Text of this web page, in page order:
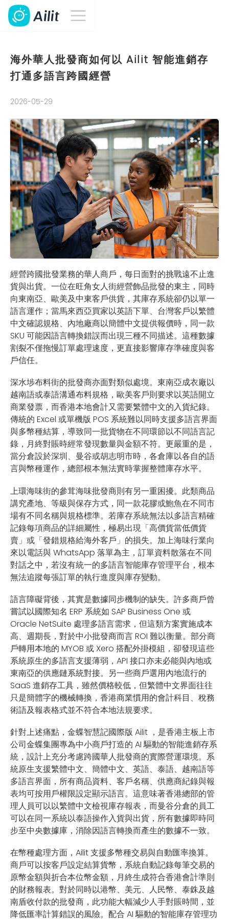
海外華人批發商如何以 Ailit 智能進銷存
打通多語言跨國經營
2026-05-29
經營跨國批發業務的華人商戶，每日面對的挑戰遠不止進
貨與出貨。一位在旺角女人街經營飾品批發的東主，同時
向東南亞、歐美及中東客戶供貨，其庫存系統卻仍以單一
語言運作；當馬來西亞買家以英語下單、台灣客戶以繁體
中文確認規格、內地廠商以簡體中文提供報價時，同一款
SKU 可能因語言轉換錯誤而出現三種不同描述。這種數據
割裂不僅拖慢訂單處理速度，更直接影響庫存準確度與客
戶信任。
深水埗布料街的批發商亦面對類似處境。東南亞成衣廠以
越南語或泰語溝通布料規格，歐美客戶則要求以英語開立
商業發票，而香港本地會計又需要繁體中文的入貨紀錄。
傳統的 Excel 或單機版 POS 系統難以同時支援多語言界面
與多幣種結算，導致同一批貨物在不同環節以不同語言記
錄，月終對賬時經常發現數量與金額不符。更嚴重的是，
當分倉設於深圳、曼谷或胡志明市時，各倉庫以各自的語
言與幣種運作，總部根本無法實時掌握整體庫存水平。
上環海味街的參茸海味批發商則有另一重困擾。此類商品
講究產地、等級與保存方式，同一款花膠或鮑魚在不同市
場有不同名稱與規格標準。若庫存系統無法以多語言精確
記錄每項商品的詳細屬性，極易出現「高價貨當低價貨
賣」或「發錯規格給海外客戶」的損失。加上海味行業向
來以電話與 WhatsApp 落單為主，訂單資料散落在不同
對話之中，若沒有統一的多語言智能庫存管理平台，根本
無法追蹤每張訂單的執行進度與庫存變動。
語言障礙背後，其實是數據同步機制的缺失。許多商戶曾
嘗試以國際知名 ERP 系統如 SAP Business One 或
Oracle NetSuite 處理多語言需求，但這類方案實施成本
高、週期長，對於中小批發商而言 ROI 難以衡量。部分商
戶轉用本地的 MYOB 或 Xero 搭配外掛模組，卻發現這些
系統原生的多語言支援薄弱，API 接口亦未必能與內地或
東南亞的供應鏈系統對接。另一些商戶選用內地流行的
SaaS 進銷存工具，雖然價格較低，但繁體中文界面往往
只是簡體字的機械轉換，香港商業慣用的會計科目、稅務
術語及報表格式並不符合本地法規要求。
針對上述痛點，金蝶智慧記國際版 Ailit ，是香港主板上市
公司金蝶集團專為中小商戶打造的 AI 驅動的智能進銷存系
統，設計上充分考慮跨國華人批發商的實際營運環境。系
統原生支援繁體中文、簡體中文、英語、泰語、越南語等
多語言界面，所有商品資料、客戶名稱、供應商紀錄與報
表均可按用戶權限設定顯示語言。這意味著香港總部的管
理人員可以以繁體中文檢視庫存報表，而曼谷分倉的員工
可以在同一系統以泰語操作入貨與出貨，所有數據即時同
步至中央數據庫，消除因語言轉換而產生的數據不一致。
在幣種處理方面，Ailit 支援多幣種交易與自動匯率換算。
商戶可以按客戶設定結算貨幣，系統自動記錄每筆交易的
原幣金額與折合本位幣金額，月終生成符合香港會計準則
的財務報表。對於同時以港幣、美元、人民幣、泰銖及越
南盾收付款的批發商，此功能大幅減少人手對賬時間，並
降低匯率計算錯誤的風險。配合 AI 驅動的智能庫存管理功